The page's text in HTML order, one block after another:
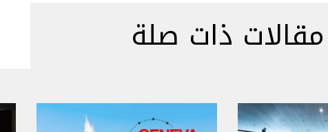
مقالات ذات صلة